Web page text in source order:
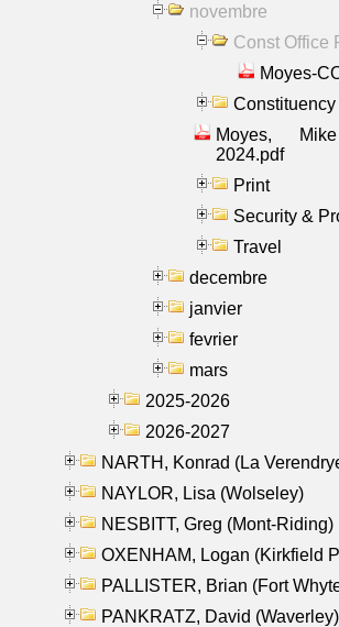
novembre
Const Office
Moyes-
Constituency
Moyes,
2024.pdf
Print
Security &
Travel
decembre
janvier
fevrier
mars
2025-2026
2026-2027
NARTH, Konrad (La
NAYLOR, Lisa (Wolseley)
NESBITT, Greg (Mont-Riding)
OXENHAM, Logan (Kirkfield
PALLISTER, Brian (Fort
PANKRATZ, David (Waverley)